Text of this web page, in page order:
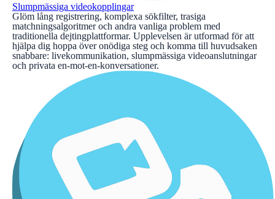
Slumpmässiga videokopplingar
Glöm lång registrering, komplexa sökfilter, trasiga
matchningsalgoritmer och andra vanliga problem med
traditionella dejtingplattformar. Upplevelsen är utformad för att
hjälpa dig hoppa över onödiga steg och komma till huvudsaken
snabbare: livekommunikation, slumpmässiga videoanslutningar
och privata en-mot-en-konversationer.